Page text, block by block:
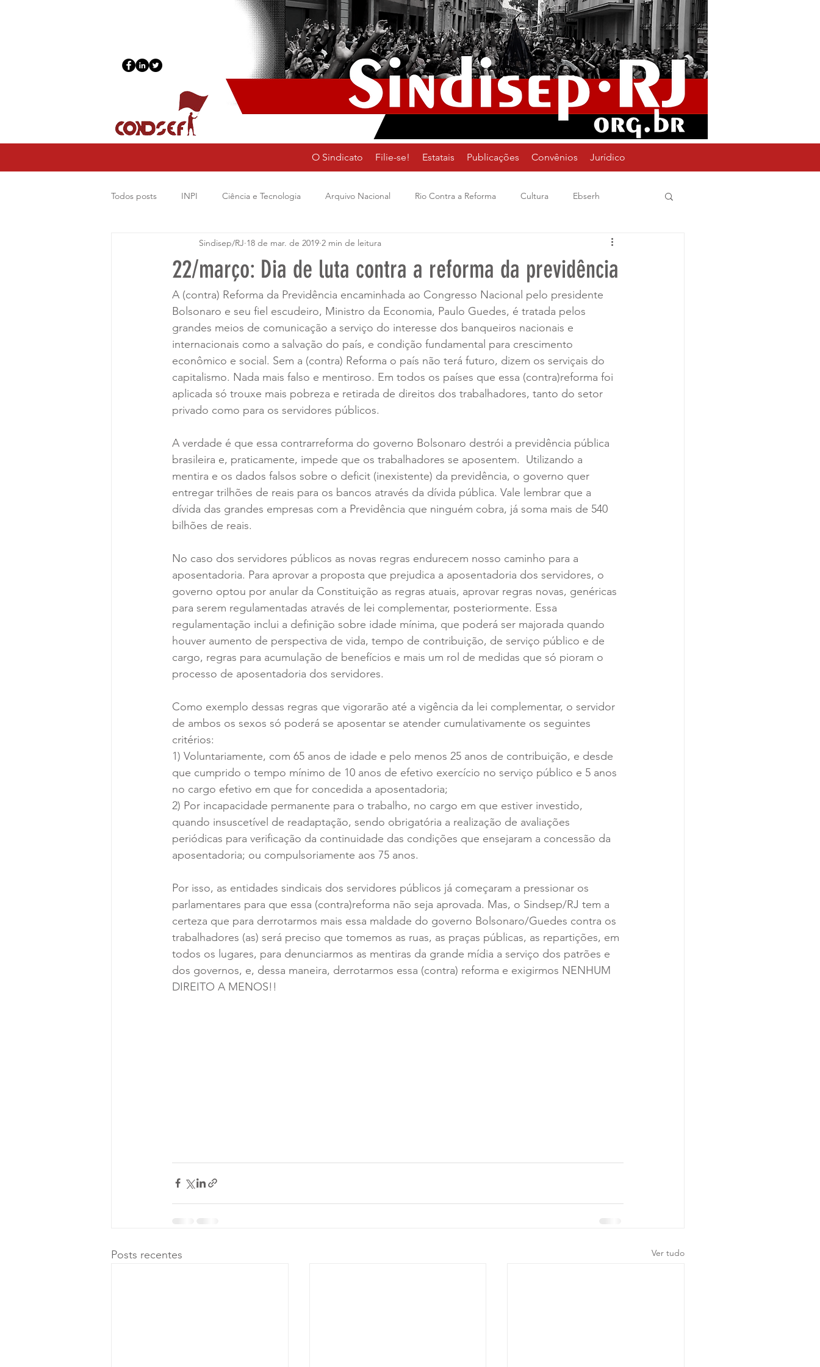
O Sindicato Filie-se! Estatais Publicações Convênios Jurídico
Todos posts INPI Ciência e Tecnologia Arquivo Nacional Rio Contra a Reforma Cultura Ebserh
Sua comunidade Organização Previdencia
22/março: Dia de luta contra a reforma da previdência
Sindisep/RJ 18 de mar. de 2019 2 min de leitura
A (contra) Reforma da Previdência encaminhada ao Congresso Nacional pelo presidente
Bolsonaro e seu fiel escudeiro, Ministro da Economia, Paulo Guedes, é tratada pelos
grandes meios de comunicação a serviço do interesse dos banqueiros nacionais e
internacionais como a salvação do país, e condição fundamental para crescimento
econômico e social. Sem a (contra) Reforma o país não terá futuro, dizem os serviçais do
capitalismo. Nada mais falso e mentiroso. Em todos os países que essa (contra)reforma foi
aplicada só trouxe mais pobreza e retirada de direitos dos trabalhadores, tanto do setor
privado como para os servidores públicos.
A verdade é que essa contrarreforma do governo Bolsonaro destrói a previdência pública
brasileira e, praticamente, impede que os trabalhadores se aposentem.  Utilizando a
mentira e os dados falsos sobre o deficit (inexistente) da previdência, o governo quer
entregar trilhões de reais para os bancos através da dívida pública. Vale lembrar que a
dívida das grandes empresas com a Previdência que ninguém cobra, já soma mais de 540
bilhões de reais.
No caso dos servidores públicos as novas regras endurecem nosso caminho para a
aposentadoria. Para aprovar a proposta que prejudica a aposentadoria dos servidores, o
governo optou por anular da Constituição as regras atuais, aprovar regras novas, genéricas
para serem regulamentadas através de lei complementar, posteriormente. Essa
regulamentação inclui a definição sobre idade mínima, que poderá ser majorada quando
houver aumento de perspectiva de vida, tempo de contribuição, de serviço público e de
cargo, regras para acumulação de benefícios e mais um rol de medidas que só pioram o
processo de aposentadoria dos servidores.
Como exemplo dessas regras que vigorarão até a vigência da lei complementar, o servidor
de ambos os sexos só poderá se aposentar se atender cumulativamente os seguintes
critérios:
1) Voluntariamente, com 65 anos de idade e pelo menos 25 anos de contribuição, e desde
que cumprido o tempo mínimo de 10 anos de efetivo exercício no serviço público e 5 anos
no cargo efetivo em que for concedida a aposentadoria;
2) Por incapacidade permanente para o trabalho, no cargo em que estiver investido,
quando insuscetível de readaptação, sendo obrigatória a realização de avaliações
periódicas para verificação da continuidade das condições que ensejaram a concessão da
aposentadoria; ou compulsoriamente aos 75 anos.
Por isso, as entidades sindicais dos servidores públicos já começaram a pressionar os
parlamentares para que essa (contra)reforma não seja aprovada. Mas, o Sindsep/RJ tem a
certeza que para derrotarmos mais essa maldade do governo Bolsonaro/Guedes contra os
trabalhadores (as) será preciso que tomemos as ruas, as praças públicas, as repartições, em
todos os lugares, para denunciarmos as mentiras da grande mídia a serviço dos patrões e
dos governos, e, dessa maneira, derrotarmos essa (contra) reforma e exigirmos NENHUM
DIREITO A MENOS!!
Posts recentes Ver tudo